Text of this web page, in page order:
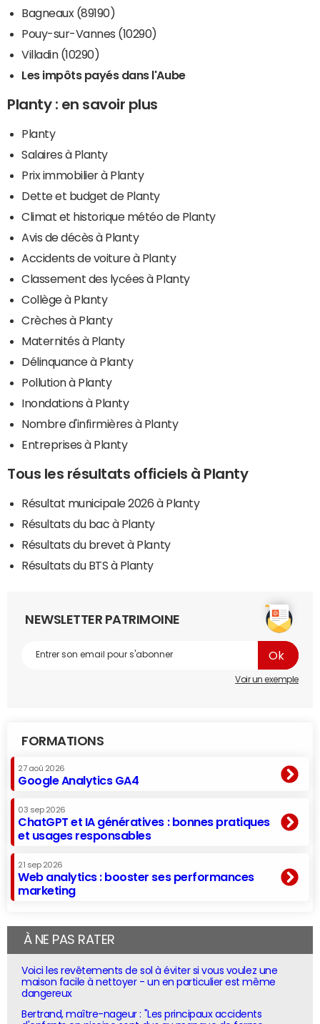
Bagneaux (89190)
Pouy-sur-Vannes (10290)
Villadin (10290)
Les impôts payés dans l'Aube
Planty : en savoir plus
Planty
Salaires à Planty
Prix immobilier à Planty
Dette et budget de Planty
Climat et historique météo de Planty
Avis de décès à Planty
Accidents de voiture à Planty
Classement des lycées à Planty
Collège à Planty
Crèches à Planty
Maternités à Planty
Délinquance à Planty
Pollution à Planty
Inondations à Planty
Nombre d'infirmières à Planty
Entreprises à Planty
Tous les résultats officiels à Planty
Résultat municipale 2026 à Planty
Résultats du bac à Planty
Résultats du brevet à Planty
Résultats du BTS à Planty
NEWSLETTER PATRIMOINE
Voir un exemple
FORMATIONS
27 aoû 2026
Google Analytics GA4
03 sep 2026
ChatGPT et IA génératives : bonnes pratiques
et usages responsables
21 sep 2026
Web analytics : booster ses performances
marketing
À NE PAS RATER
Voici les revêtements de sol à éviter si vous voulez une
maison facile à nettoyer - un en particulier est même
dangereux
Bertrand, maître-nageur : "Les principaux accidents